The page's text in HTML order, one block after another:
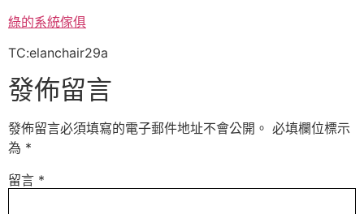
綠的系統傢俱
TC:elanchair29a
發佈留言
發佈留言必須填寫的電子郵件地址不會公開。 必填欄位標示
為 *
留言 *